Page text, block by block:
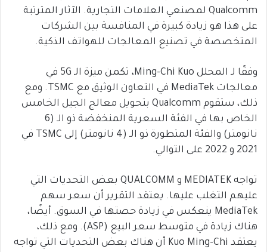
Qualcomm لمصنعي العلامات التجارية. الآثار المترتبة
على هذا هو زيادة كبيرة في المنافسة بين الشركات
المتخصصة في تصنيع المعالجات للهواتف الذكية.
وفقًا لـ المحلل Ming-Chi Kuo، تكمن ميزة الـ 5G في
معالجات MediaTek في التعاون الوثيق مع TSMC. ومع
ذلك، ستقوم Qualcomm بتحويل معالج الجيل الخامس
الخاص بها في الفئة السعرية المنخفضة ذو الـ (6
نانومتر) والفئة المتطورة ذو الـ (4 نانومتر) إلى TSMC في
2021 و 2022 على التوالي.
تواجه MEDIATEK و QUALCOMM بعض التحديات التي
عليهم التغلب عليها. يعتقد التقرير أن سعر سهم
MediaTek ينعكس في زيادة حصتها في السوق. أيضًا،
هناك زيادة في متوسط ​​سعر البيع (ASP). ومع ذلك،
يعتقد Kuo Ming-Chi أن هناك بعض التحديات التي تواجه